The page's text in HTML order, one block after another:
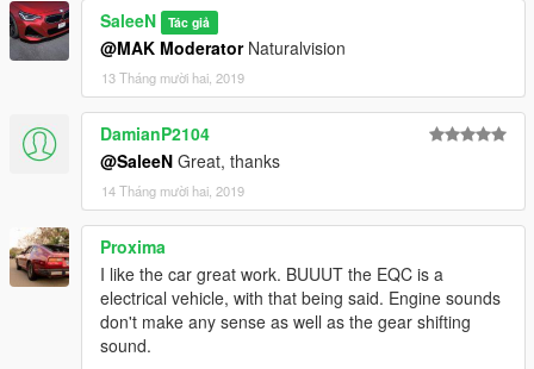
SaleeN Tác giả
@MAK ModeratorNaturalvision
13 Tháng mười hai, 2019
DamianP2104
@SaleeN Great, thanks
14 Tháng mười hai, 2019
Proxima
I like the car great work. BUUUT the EQC is a
electrical vehicle, with that being said. Engine sounds
don't make any sense as well as the gear shifting
sound.